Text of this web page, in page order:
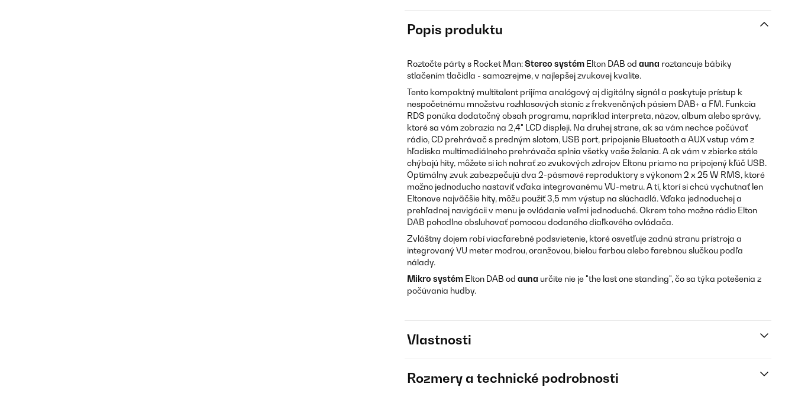
Popis produktu
Roztočte párty s Rocket Man:Stereo systém Elton DAB od auna roztancuje bábiky
stlačením tlačidla - samozrejme, v najlepšej zvukovej kvalite.
Tento kompaktný multitalent prijíma analógový aj digitálny signál a poskytuje prístup k
nespočetnému množstvu rozhlasových staníc z frekvenčných pásiem DAB+ a FM. Funkcia
RDS ponúka dodatočný obsah programu, napríklad interpreta, názov, album alebo správy,
ktoré sa vám zobrazia na 2,4" LCD displeji. Na druhej strane, ak sa vám nechce počúvať
rádio, CD prehrávač s predným slotom, USB port, pripojenie Bluetooth a AUX vstup vám z
hľadiska multimediálneho prehrávača splnia všetky vaše želania. A ak vám v zbierke stále
chýbajú hity, môžete si ich nahrať zo zvukových zdrojov Eltonu priamo na pripojený kľúč USB.
Optimálny zvuk zabezpečujú dva 2-pásmové reproduktory s výkonom 2 x 25 W RMS, ktoré
možno jednoducho nastaviť vďaka integrovanému VU-metru. A tí, ktorí si chcú vychutnať len
Eltonove najväčšie hity, môžu použiť 3,5 mm výstup na slúchadlá. Vďaka jednoduchej a
prehľadnej navigácii v menu je ovládanie veľmi jednoduché. Okrem toho možno rádio Elton
DAB pohodlne obsluhovať pomocou dodaného diaľkového ovládača.
Zvláštny dojem robí viacfarebné podsvietenie, ktoré osvetľuje zadnú stranu prístroja a
integrovaný VU meter modrou, oranžovou, bielou farbou alebo farebnou slučkou podľa
nálady.
Mikro systém Elton DAB od auna určite nie je "the last one standing", čo sa týka potešenia z
počúvania hudby.
Vlastnosti
Rozmery a technické podrobnosti